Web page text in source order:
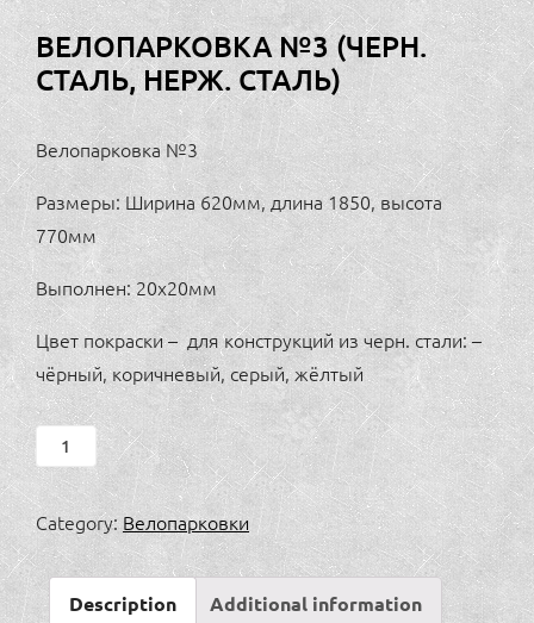
ВЕЛОПАРКОВКА №3 (ЧЕРН.
СТАЛЬ, НЕРЖ. СТАЛЬ)
Велопарковка №3
Размеры: Ширина 620мм, длина 1850, высота
770мм
Выполнен: 20х20мм
Цвет покраски – для конструкций из черн. стали: –
чёрный, коричневый, серый, жёлтый
Велопарковка
№3
(черн.
сталь,
нерж.
сталь)
Category:Велопарковки
Description Additional information